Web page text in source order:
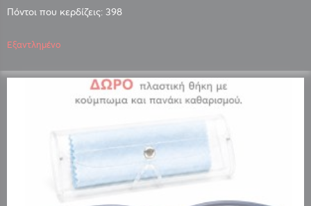
Πόντοι που κερδίζεις: 398
Εξαντλημένο